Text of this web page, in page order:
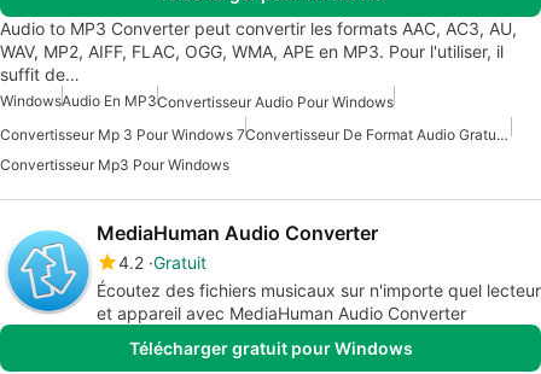
Audio to MP3 Converter peut convertir les formats AAC, AC3, AU,
WAV, MP2, AIFF, FLAC, OGG, WMA, APE en MP3. Pour l'utiliser, il
suffit de…
WindowsAudio En MP3Convertisseur Audio Pour Windows
Convertisseur Mp 3 Pour Windows 7
Convertisseur De Format Audio Gratuit Pour Windows
Convertisseur Mp3 Pour Windows
MediaHuman Audio Converter
4.2 Gratuit
Écoutez des fichiers musicaux sur n'importe quel lecteur
et appareil avec MediaHuman Audio Converter
Télécharger gratuit pour Windows